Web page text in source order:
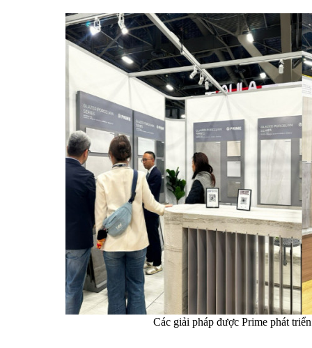
Các giải pháp được Prime phát